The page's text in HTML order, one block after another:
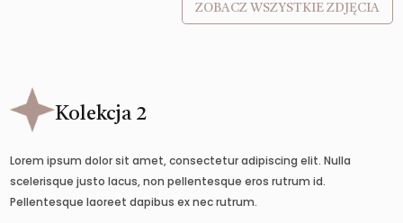
ZOBACZ WSZYSTKIE ZDJĘCIA
Kolekcja 2
Lorem ipsum dolor sit amet, consectetur adipiscing elit. Nulla
scelerisque justo lacus, non pellentesque eros rutrum id.
Pellentesque laoreet dapibus ex nec rutrum.